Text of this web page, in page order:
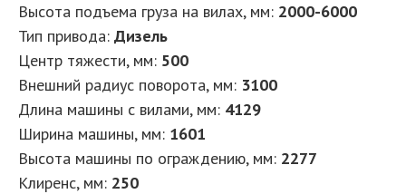
Высота подъема груза на вилах, мм: 2000-6000
Тип привода: Дизель
Центр тяжести, мм: 500
Внешний радиус поворота, мм: 3100
Длина машины с вилами, мм: 4129
Ширина машины, мм: 1601
Высота машины по ограждению, мм: 2277
Клиренс, мм: 250